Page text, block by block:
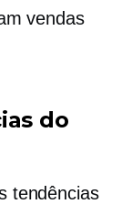
vendas
do
tendências